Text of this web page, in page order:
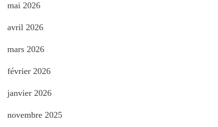
mai 2026
avril 2026
mars 2026
février 2026
janvier 2026
novembre 2025